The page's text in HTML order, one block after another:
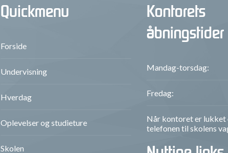
Quickmenu
Forside
Undervisning
Hverdag
Oplevelser og studieture
Skolen
Kontorets
åbningstider
Mandag-torsdag:
Fredag:
Når kontoret er lukket
telefonen til skolens